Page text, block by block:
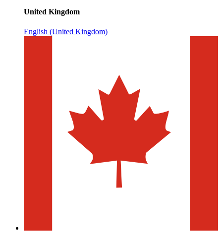
United Kingdom
English (United Kingdom)